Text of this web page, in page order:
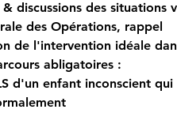
discussions des situations
des Opérations, rappel
de l'intervention idéale
abligatoires :
d'un enfant inconscient